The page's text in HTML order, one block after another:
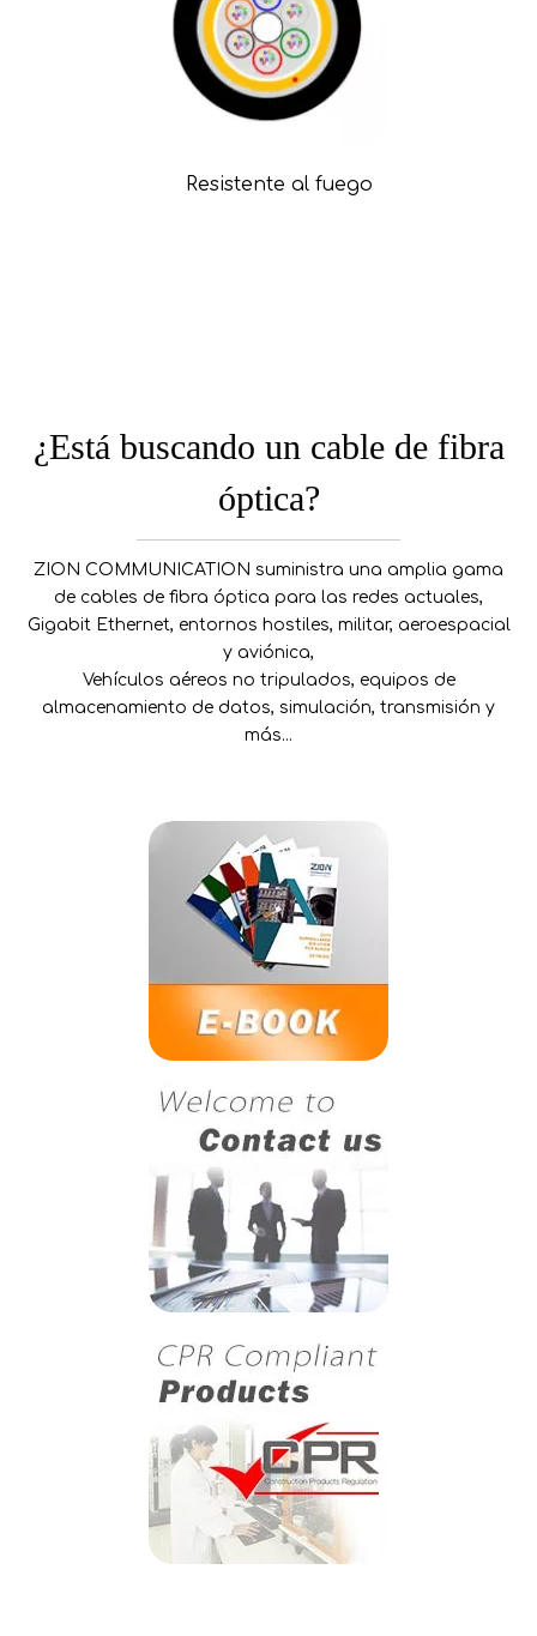
Resistente al fuego
¿Está buscando un cable de fibra
óptica?
ZION COMMUNICATION suministra una amplia gama
de cables de fibra óptica para las redes actuales,
Gigabit Ethernet, entornos hostiles, militar, aeroespacial
y aviónica,
Vehículos aéreos no tripulados, equipos de
almacenamiento de datos, simulación, transmisión y
más...